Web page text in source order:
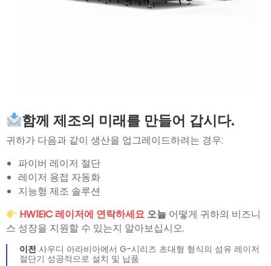
함께 제조의 미래를 만들어 갑시다.
귀하가 다음과 같이 생산을 업그레이드하려는 경우:
파이버 레이저 절단
레이저 용접 자동화
지능형 제조 솔루션
HWlEiC 레이저에 연락하세요 오늘 어떻게 귀하의 비즈니
스 성장을 지원할 수 있는지 알아보십시오.
이전 사우디 아라비아에서 G-시리즈 초대형 형식의 섬유 레이저
절단기 성공적으로 설치 및 납품